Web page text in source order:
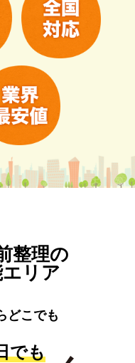
整理の
リア
どこでも
でも